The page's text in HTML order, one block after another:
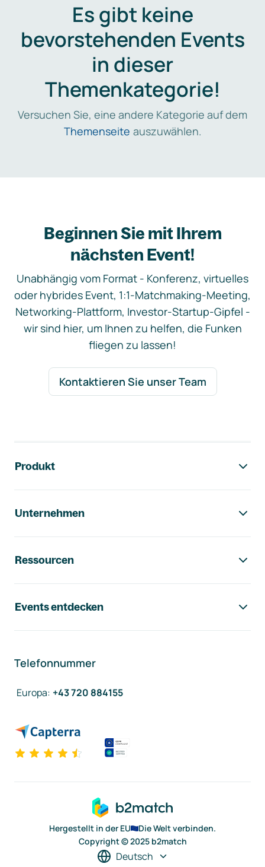
Es gibt keine
bevorstehenden Events
in dieser
Themenkategorie!
Versuchen Sie, eine andere Kategorie auf dem
Themenseite auszuwählen.
Beginnen Sie mit Ihrem
nächsten Event!
Unabhängig vom Format - Konferenz, virtuelles
oder hybrides Event, 1:1-Matchmaking-Meeting,
Networking-Plattform, Investor-Startup-Gipfel -
wir sind hier, um Ihnen zu helfen, die Funken
fliegen zu lassen!
Kontaktieren Sie unser Team
Produkt
Unternehmen
Ressourcen
Events entdecken
Telefonnummer
Europa: +43 720 884155
Hergestellt in der EU
Die Welt verbinden.
Copyright © 2025 b2match
Deutsch